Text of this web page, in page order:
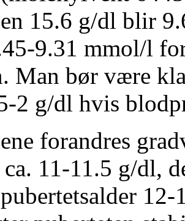
15.6 g/dl blir
9.31 mmol/l
Man bør være
2 g/dl hvis
forandres
11-11.5 g/dl,